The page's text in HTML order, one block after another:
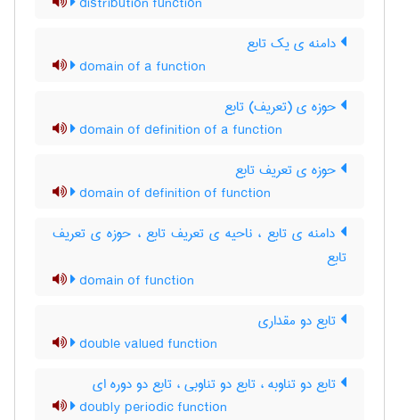
دامنه ی یک تابع
domain of a function
حوزه ی (تعریف) تابع
domain of definition of a function
حوزه ی تعریف تابع
domain of definition of function
دامنه ی تابع ، ناحیه ی تعریف تابع ، حوزه ی تعریف
تابع
domain of function
تابع دو مقداری
double valued function
تابع دو تناوبه ، تابع دو تناوبی ، تابع دو دوره ای
doubly periodic function